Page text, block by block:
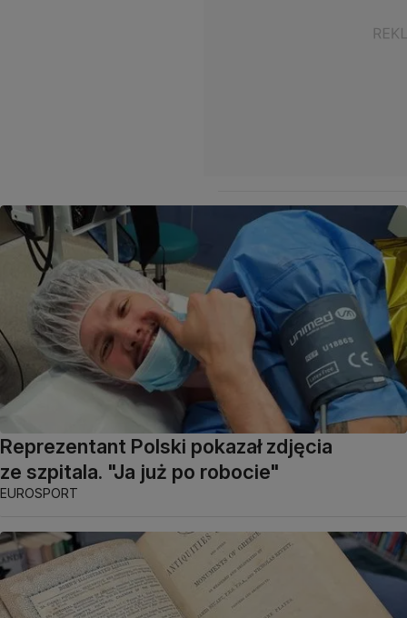
Reprezentant Polski pokazał zdjęcia
ze szpitala. "Ja już po robocie"
EUROSPORT